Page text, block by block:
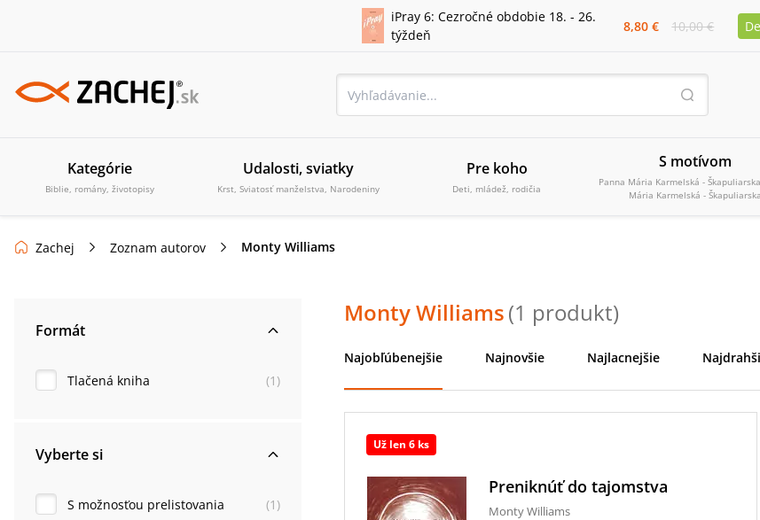
iPray 6: Cezročné obdobie 18. - 26.
týždeň
8,80 € 10,00 €
Kategórie
Biblie, romány, životopisy
Udalosti, sviatky
Krst, Sviatosť manželstva, Narodeniny
Pre koho
Deti, mládež, rodičia
S motívom
Panna Mária Karmelská -
Mária Karmelská - Škapuliarska
Zachej Zoznam autorov Monty Williams
Formát
Tlačená kniha (1 )
Vyberte si
S možnosťou prelistovania (1 )
Monty Williams(1 produkt)
Najobľúbenejšie Najnovšie Najlacnejšie
Už len 6 ks
Preniknúť do tajomstva
Monty Williams